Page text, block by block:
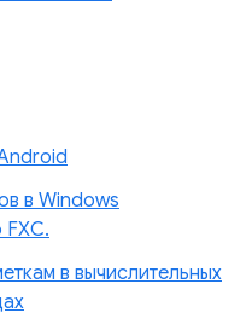
в Windows
FXC.
в вычислительных